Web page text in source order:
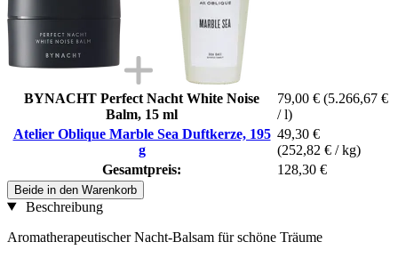
BYNACHT Perfect Nacht White Noise
Balm, 15 ml
79,00 € (5.266,67 €
/ l)
Atelier Oblique Marble Sea Duftkerze, 195
g
49,30 €
(252,82 € / kg)
Gesamtpreis:
128,30 €
Beide in den Warenkorb
Beschreibung
Aromatherapeutischer Nacht-Balsam für schöne Träume